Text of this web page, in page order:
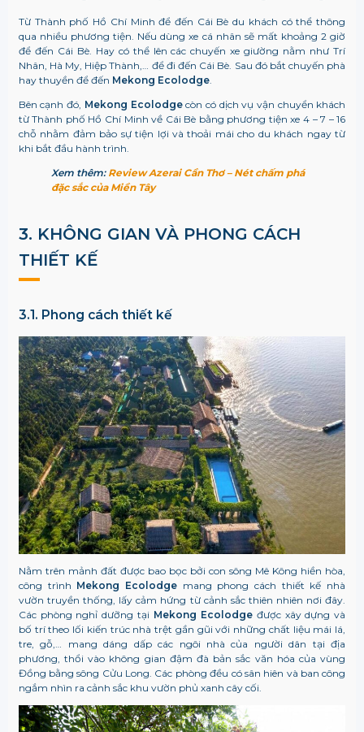
Từ Thành phố Hồ Chí Minh để đến Cái Bè du khách có thể thông
qua nhiều phương tiện. Nếu dùng xe cá nhân sẽ mất khoảng 2 giờ
để đến Cái Bè. Hay có thể lên các chuyến xe giường nằm như Trí
Nhân, Hà My, Hiệp Thành,… để đi đến Cái Bè. Sau đó bắt chuyến phà
hay thuyền để đến Mekong Ecolodge.
Bên cạnh đó, Mekong Ecolodgecòn có dịch vụ vận chuyển khách
từ Thành phố Hồ Chí Minh về Cái Bè bằng phương tiện xe 4 – 7 – 16
chỗ nhằm đảm bảo sự tiện lợi và thoải mái cho du khách ngay từ
khi bắt đầu hành trình.
Xem thêm: Review Azerai Cần Thơ – Nét chấm phá
đặc sắc của Miền Tây
3. KHÔNG GIAN VÀ PHONG CÁCH
THIẾT KẾ
3.1. Phong cách thiết kế
Nằm trên mảnh đất được bao bọc bởi con sông Mê Kông hiền hòa,
công trình Mekong Ecolodge mang phong cách thiết kế nhà
vườn truyền thống, lấy cảm hứng từ cảnh sắc thiên nhiên nơi đây.
Các phòng nghỉ dưỡng tại Mekong Ecolodgeđược xây dựng và
bố trí theo lối kiến trúc nhà trệt gần gũi với những chất liệu mái lá,
tre, gỗ,… mang dáng dấp các ngôi nhà của người dân tại địa
phương, thổi vào không gian đậm đà bản sắc văn hóa của vùng
Đồng bằng sông Cửu Long. Các phòng đều có sân hiên và ban công
ngắm nhìn ra cảnh sắc khu vườn phủ xanh cây cối.